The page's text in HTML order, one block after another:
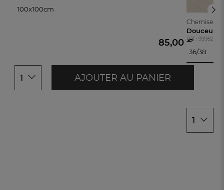
100x100cm
85,00 €
1 AJOUTER AU PANIER
Chemise
Douceur
Réf :
36/38
1